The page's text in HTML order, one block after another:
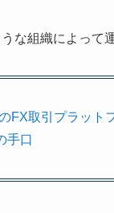
な組織によって
FX取引プラット
手口